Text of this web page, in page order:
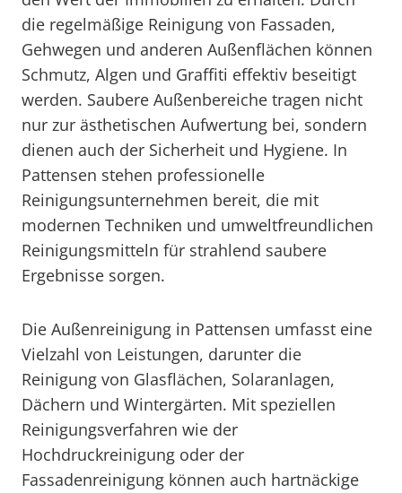
die regelmäßige Reinigung von Fassaden,
Gehwegen und anderen Außenflächen können
Schmutz, Algen und Graffiti effektiv beseitigt
werden. Saubere Außenbereiche tragen nicht
nur zur ästhetischen Aufwertung bei, sondern
dienen auch der Sicherheit und Hygiene. In
Pattensen stehen professionelle
Reinigungsunternehmen bereit, die mit
modernen Techniken und umweltfreundlichen
Reinigungsmitteln für strahlend saubere
Ergebnisse sorgen.
Die Außenreinigung in Pattensen umfasst eine
Vielzahl von Leistungen, darunter die
Reinigung von Glasflächen, Solaranlagen,
Dächern und Wintergärten. Mit speziellen
Reinigungsverfahren wie der
Hochdruckreinigung oder der
Fassadenreinigung können auch hartnäckige